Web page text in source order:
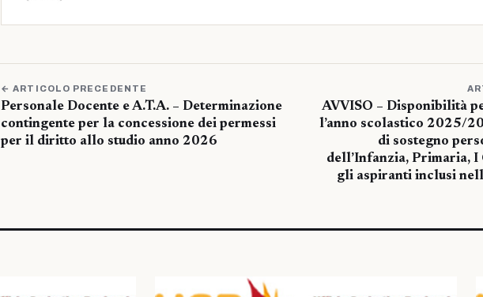
← ARTICOLO PRECEDENTE
Personale Docente e A.T.A. – Determinazione
contingente per la concessione dei permessi
per il diritto allo studio anno 2026
AVVISO – Disponibilità
l’anno scolastico 2025/
di sostegno
dell’Infanzia, Primaria, I
gli aspiranti inclusi